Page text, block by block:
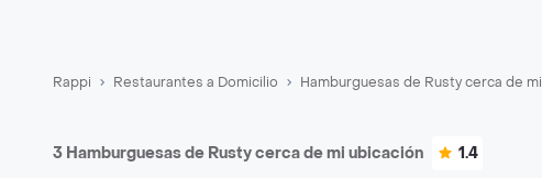
Rappi Restaurantes a Domicilio Hamburguesas de Rusty cerca de mi
3 Hamburguesas de Rusty cerca de mi ubicación 1.4